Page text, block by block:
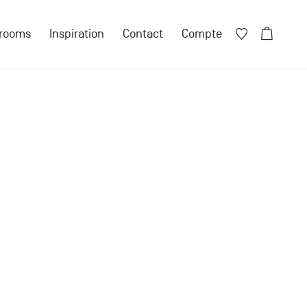
Inspiration Contact Compte
compte professionnel